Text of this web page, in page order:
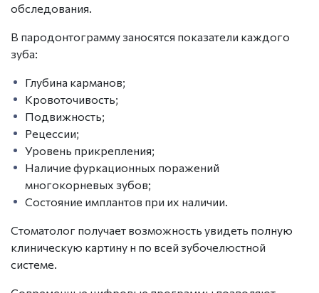
обследования.
В пародонтограмму заносятся показатели каждого
зуба:
Глубина карманов;
Кровоточивость;
Подвижность;
Рецессии;
Уровень прикрепления;
Наличие фуркационных поражений
многокорневых зубов;
Состояние имплантов при их наличии.
Стоматолог получает возможность увидеть полную
клиническую картину н по всей зубочелюстной
системе.